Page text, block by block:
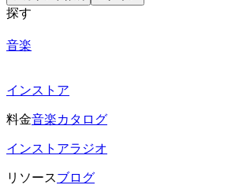
探す
音楽
インストア
料金音楽カタログ
インストアラジオ
リソースブログ